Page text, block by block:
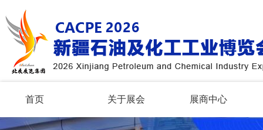
首页 关于展会 展商中心